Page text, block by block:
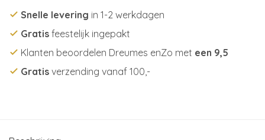
Snelle levering in 1-2 werkdagen
Gratis feestelijk ingepakt
Klanten beoordelen Dreumes enZo met een 9,5
Gratis verzending vanaf 100,-